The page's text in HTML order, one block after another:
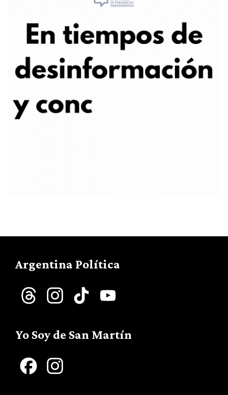
Argentina Política
Threads InstagramTikTok
Yo Soy de San Martín
Facebook